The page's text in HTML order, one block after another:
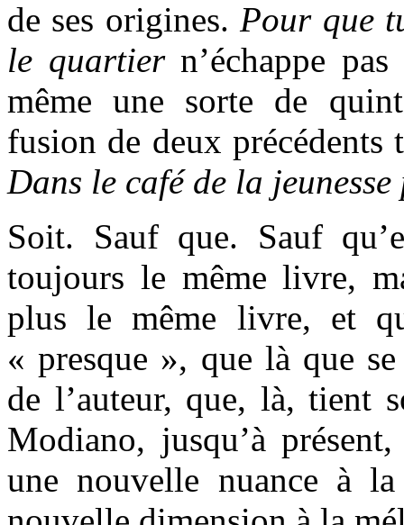
de ses origines.Pour que
le quartiern’échappe
même une sorte de
fusion de deux précédents
Dans le café de la jeunesse
Soit. Sauf que. Sauf
toujours le même livre,
plus le même livre, et
« presque », que là que
de l’auteur, que, là, tient
Modiano, jusqu’à
une nouvelle nuance à